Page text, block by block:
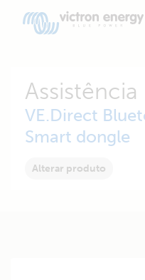
VE.Direct
Smart dongle
Alterar produto